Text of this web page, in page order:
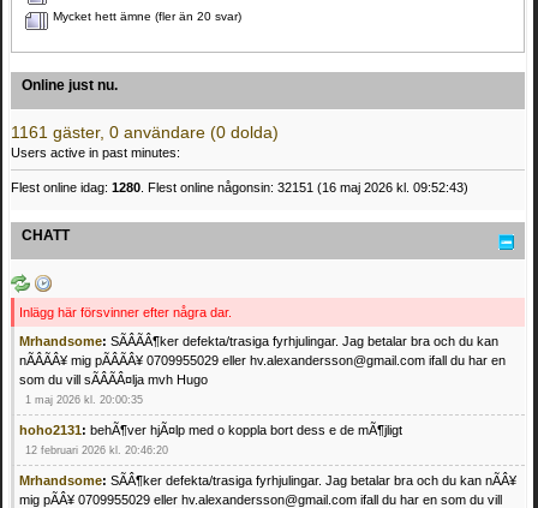
Mycket hett ämne (fler än 20 svar)
Online just nu.
1161 gäster, 0 användare (0 dolda)
Users active in past minutes:
Flest online idag: 1280 . Flest online någonsin: 32151 (16 maj 2026 kl. 09:52:43)
CHATT
Inlägg här försvinner efter några dar.
Mrhandsome: SÃÂÃÂ¶ker defekta/trasiga fyrhjulingar. Jag betalar bra och du kan
nÃÂÃÂ¥ mig pÃÂÃÂ¥ 0709955029 eller hv.alexandersson@gmail.com ifall du har en
som du vill sÃÂÃÂ¤lja mvh Hugo
1 maj 2026 kl. 20:00:35
hoho2131: behÃ¶ver hjÃ¤lp med o koppla bort dess e de mÃ¶jligt
12 februari 2026 kl. 20:46:20
Mrhandsome: SÃÂ¶ker defekta/trasiga fyrhjulingar. Jag betalar bra och du kan nÃÂ¥
mig pÃÂ¥ 0709955029 eller hv.alexandersson@gmail.com ifall du har en som du vill